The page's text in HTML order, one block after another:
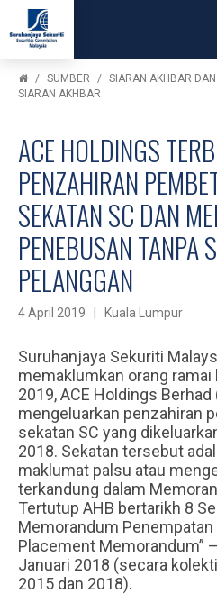
SUMBER
SIARAN AKHBAR
SIARAN AKHBAR
ACE HOLDINGS
PENZAHIRAN
SEKATAN SC DAN
PENEBUSAN TANPA
PELANGGAN
4 April 2019 | Kuala Lumpur
Suruhanjaya Sekuriti
memaklumkan orang ramai
2019, ACE Holdings Berhad
mengeluarkan penzahiran
sekatan SC yang
2018. Sekatan tersebut
maklumat palsu atau
terkandung dalam
Tertutup AHB bertarikh 8
Memorandum
Placement Memorandum”
Januari 2018 (secara
2015 dan 2018).